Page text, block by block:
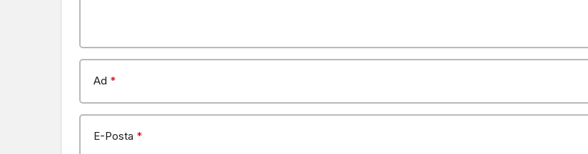
Ad *
E-Posta *